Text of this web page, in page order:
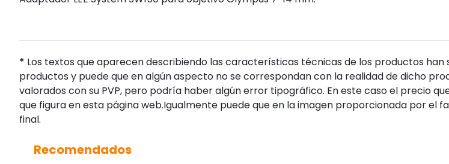
* Los textos que aparecen describiendo las características técnicas de los productos
productos y puede que en algún aspecto no se correspondan con la realidad de dicho
valorados con su PVP, pero podría haber algún error tipográfico. En este caso el precio
que figura en esta página web.Igualmente puede que en la imagen proporcionada por
final.
Recomendados